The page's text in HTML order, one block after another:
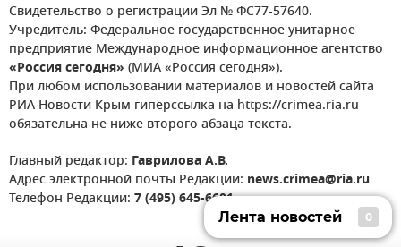
Свидетельство о регистрации Эл № ФС77-57640.
Учредитель: Федеральное государственное унитарное
предприятие Международное информационное агентство
«Россия сегодня» (МИА «Россия сегодня»).
При любом использовании материалов и новостей сайта
РИА Новости Крым гиперссылка на https://crimea.ria.ru
обязательна не ниже второго абзаца текста.
Главный редактор: Гаврилова А.В.
Адрес электронной почты Редакции: news.crimea@ria.ru
Телефон Редакции: 7 (495) 645-6601
Лента новостей 0
Лента новостей